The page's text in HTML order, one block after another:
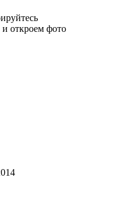
откроем фото